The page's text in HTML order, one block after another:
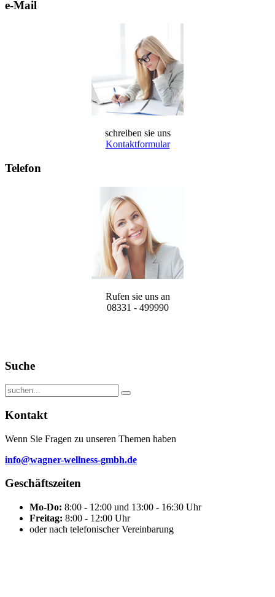
e-Mail
schreiben sie uns
Kontaktformular
Telefon
Rufen sie uns an
08331 - 499990
Suche
Kontakt
Wenn Sie Fragen zu unseren Themen haben
info@wagner-wellness-gmbh.de
Geschäftszeiten
Mo-Do: 8:00 - 12:00 und 13:00 - 16:30 Uhr
Freitag: 8:00 - 12:00 Uhr
oder nach telefonischer Vereinbarung